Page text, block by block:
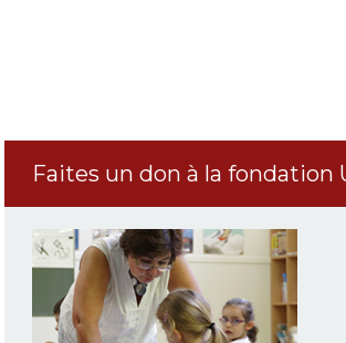
Faites un don à la fondation